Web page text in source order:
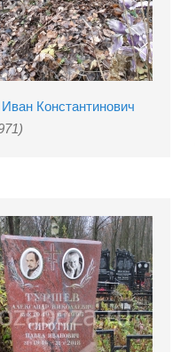
Константинович